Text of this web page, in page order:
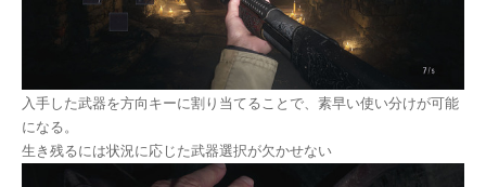
入手した武器を方向キーに割り当てることで、素早い使い分けが可能
になる。
生き残るには状況に応じた武器選択が欠かせない